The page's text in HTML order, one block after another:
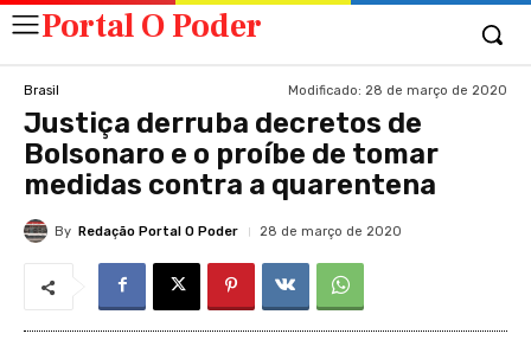
Portal O Poder
Brasil Modificado: 28 de março de 2020
Justiça derruba decretos de
Bolsonaro e o proíbe de tomar
medidas contra a quarentena
By Redação Portal O Poder 28 de março de 2020